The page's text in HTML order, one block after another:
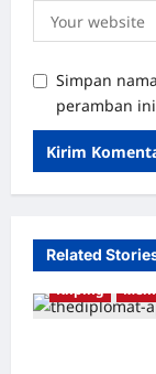
Simpan
peramban
Related
Kliping